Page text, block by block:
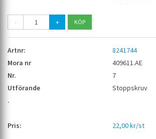
- +
8241744
409611.AE
7
Stoppskruv
22,00 kr/st